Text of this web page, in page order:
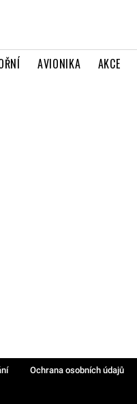
AVIONIKA AKCE
Ochrana osobních údajů